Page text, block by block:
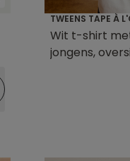
TWEENS TAPE À
Wit t-shirt
jongens,